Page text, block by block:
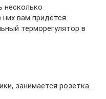
несколько
вам придётся
терморегулятор в
занимается розетка.